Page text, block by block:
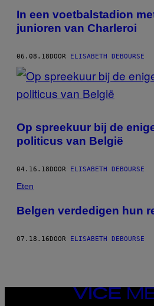
In een voetbalstadion
junioren van Charleroi
06.08.18DOOR ELISABETH DEBOURSE
Op spreekuur bij de
politicus van België
04.16.18DOOR ELISABETH DEBOURSE
Eten
Belgen verdedigen hun
07.18.16DOOR ELISABETH DEBOURSE
VICE
MEDIA